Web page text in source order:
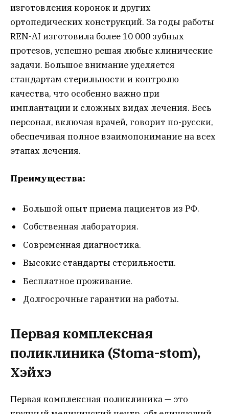
изготовления коронок и других
ортопедических конструкций. За годы работы
REN-AI изготовила более 10 000 зубных
протезов, успешно решая любые клинические
задачи. Большое внимание уделяется
стандартам стерильности и контролю
качества, что особенно важно при
имплантации и сложных видах лечения. Весь
персонал, включая врачей, говорит по-русски,
обеспечивая полное взаимопонимание на всех
этапах лечения.
Преимущества:
Большой опыт приема пациентов из РФ.
Собственная лаборатория.
Современная диагностика.
Высокие стандарты стерильности.
Бесплатное проживание.
Долгосрочные гарантии на работы.
Первая комплексная
поликлиника (Stoma-stom),
Хэйхэ
Первая комплексная поликлиника — это